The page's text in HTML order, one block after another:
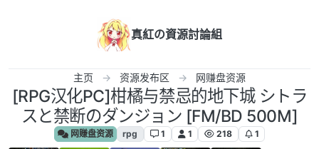
真紅の資源討論組
主页 资源发布区 网赚盘资源
[RPG汉化PC]柑橘与禁忌的地下城 シトラ
スと禁断のダンジョン [FM/BD 500M]
网赚盘资源 rpg 1 1 218 1